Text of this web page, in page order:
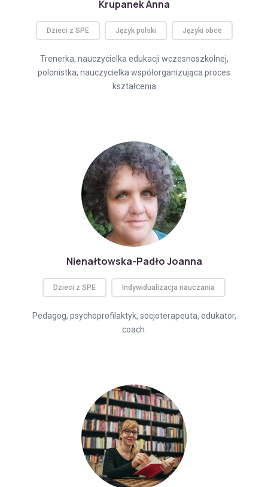
Krupanek Anna
Dzieci z SPE Język polski Języki obce
Trenerka, nauczycielka edukacji wczesnoszkolnej,
polonistka, nauczycielka współorganizująca proces
kształcenia
Nienałtowska-Padło Joanna
Dzieci z SPE Indywidualizacja nauczania
Pedagog, psychoprofilaktyk, socjoterapeuta, edukator,
coach.